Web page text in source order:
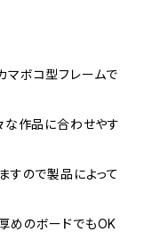
マボコ型フレームで
な作品に合わせやす
すので製品によって
めのボードでもOK